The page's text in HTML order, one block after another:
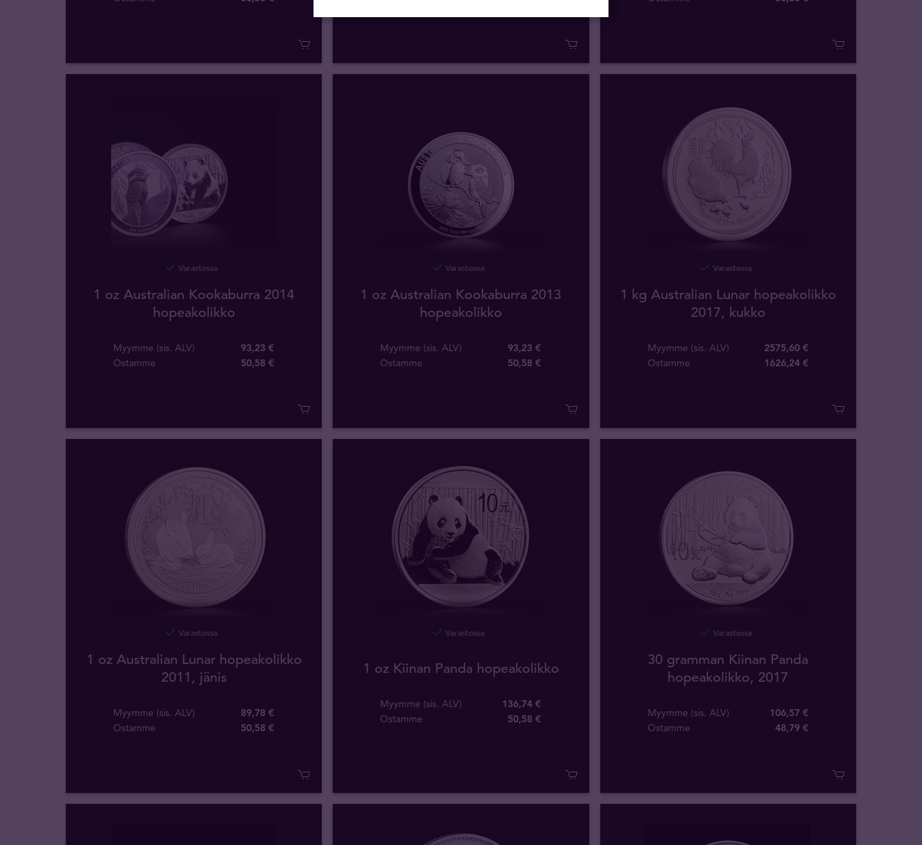
Varastossa
1 oz Australian Kookaburra 2014
hopeakolikko
Myymme (sis. ALV)
93,23 €
Ostamme
50,58 €
Varastossa
1 oz Australian Kookaburra 2013
hopeakolikko
Myymme (sis. ALV)
93,23 €
Ostamme
50,58 €
Varastossa
1 kg Australian Lunar hopeakolikko
2017, kukko
Myymme (sis. ALV)
2575,60 €
Ostamme
1626,24 €
Varastossa
1 oz Australian Lunar hopeakolikko
2011, jänis
Myymme (sis. ALV)
89,78 €
Ostamme
50,58 €
Varastossa
1 oz Kiinan Panda hopeakolikko
Myymme (sis. ALV)
136,74 €
Ostamme
50,58 €
Varastossa
30 gramman Kiinan Panda
hopeakolikko, 2017
Myymme (sis. ALV)
106,57 €
Ostamme
48,79 €